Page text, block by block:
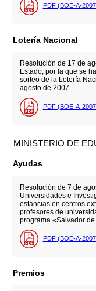
PDF (BOE-A-
Lotería Nacional
Resolución de 17 de
Estado, por la que se
sorteo de la Lotería
agosto de 2007.
PDF (BOE-A-
MINISTERIO DE
Ayudas
Resolución de 7 de
Universidades e
estancias en centros
profesores de
programa «Salvador de
PDF (BOE-A-
Premios